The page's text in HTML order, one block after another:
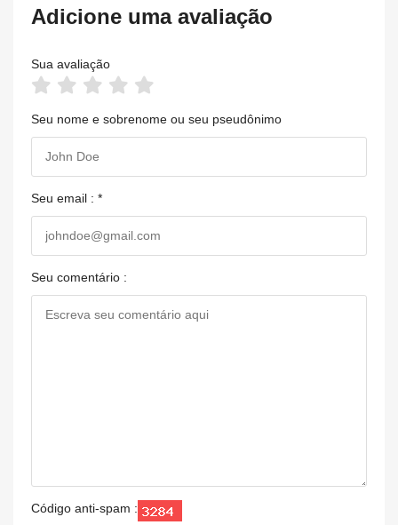
Adicione uma avaliação
Sua avaliação
Seu nome e sobrenome ou seu pseudônimo
Seu email : *
Seu comentário :
Código anti-spam :